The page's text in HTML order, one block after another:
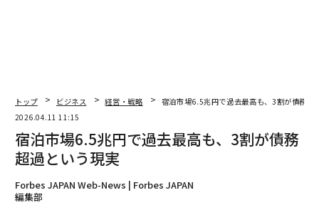
トップ ビジネス 経営・戦略
宿泊市場6.5兆円で過去最高も、3割が債務超
2026.04.11 11:15
宿泊市場6.5兆円で過去最高も、3割が債務
超過という現実
Forbes JAPAN Web-News | Forbes JAPAN
編集部